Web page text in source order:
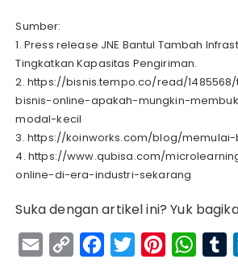
Sumber:
1. Press release JNE Bantul Tambah
Tingkatkan Kapasitas Pengiriman.
2. https://bisnis.tempo.co/read/
bisnis-online-apakah-mungkin-
modal-kecil
3. https://koinworks.com/blog/
4. https://www.qubisa.com/
online-di-era-industri-sekarang
Suka dengan artikel ini? Yuk
C